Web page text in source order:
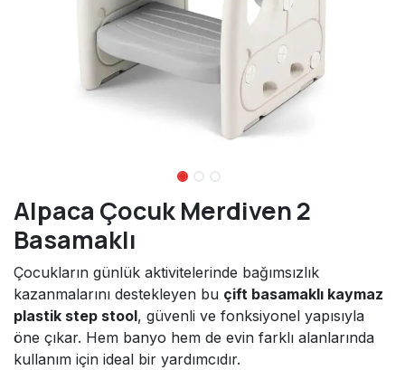
Alpaca Çocuk Merdiven 2
Basamaklı
Çocukların günlük aktivitelerinde bağımsızlık
kazanmalarını destekleyen bu çift basamaklı kaymaz
plastik step stool, güvenli ve fonksiyonel yapısıyla
öne çıkar. Hem banyo hem de evin farklı alanlarında
kullanım için ideal bir yardımcıdır.